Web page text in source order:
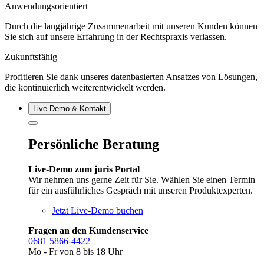
Anwendungsorientiert
Durch die langjährige Zusammenarbeit mit unseren Kunden können
Sie sich auf unsere Erfahrung in der Rechtspraxis verlassen.
Zukunftsfähig
Profitieren Sie dank unseres datenbasierten Ansatzes von Lösungen,
die kontinuierlich weiterentwickelt werden.
Live‑Demo & Kontakt
Persönliche Beratung
Live-Demo zum juris Portal
Wir nehmen uns gerne Zeit für Sie. Wählen Sie einen Termin
für ein ausführliches Gespräch mit unseren Produktexperten.
Jetzt Live-Demo buchen
Fragen an den Kundenservice
0681 5866-4422
Mo - Fr von 8 bis 18 Uhr